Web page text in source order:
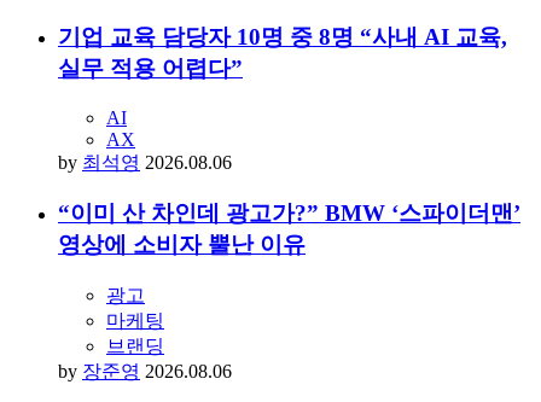
기업 교육 담당자 10명 중 8명 “사내 AI 교육,
실무 적용 어렵다”
AI
AX
by 최석영 2026.08.06
“이미 산 차인데 광고가?” BMW ‘스파이더맨’
영상에 소비자 뿔난 이유
광고
마케팅
브랜딩
by 장준영 2026.08.06